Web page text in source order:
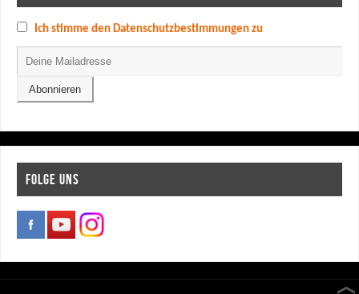
Ich stimme den Datenschutzbestimmungen zu
FOLGE UNS